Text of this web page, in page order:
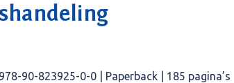
90-823925-0-0 | Paperback | 185 pagina’s